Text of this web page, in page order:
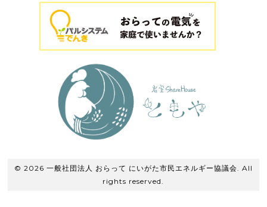
© 2026 一般社団法人 おらって にいがた市民エネルギー協議会. All
rights reserved.